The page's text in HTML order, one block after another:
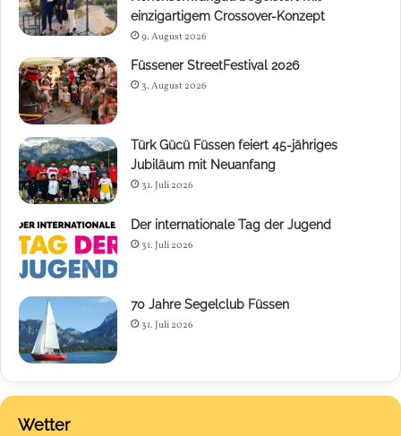
einzigartigem Crossover-Konzept
9. August 2026
Füssener StreetFestival 2026
3. August 2026
Türk Gücü Füssen feiert 45-jähriges
Jubiläum mit Neuanfang
31. Juli 2026
Der internationale Tag der Jugend
31. Juli 2026
70 Jahre Segelclub Füssen
31. Juli 2026
Wetter